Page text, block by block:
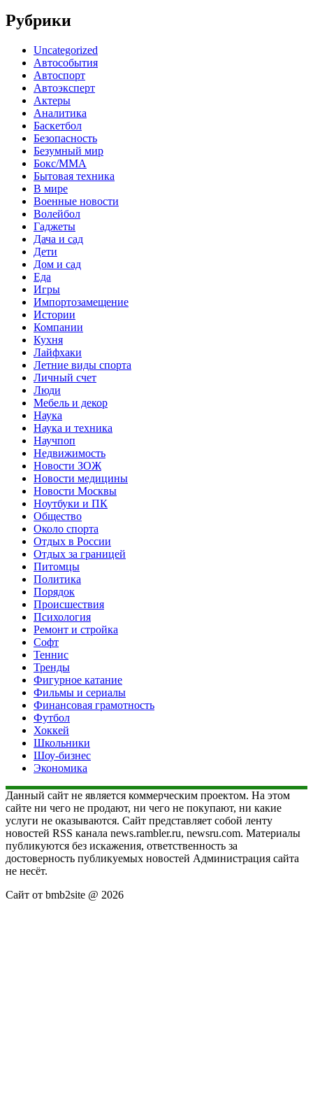
Рубрики
Uncategorized
Автособытия
Автоспорт
Автоэксперт
Актеры
Аналитика
Баскетбол
Безопасность
Безумный мир
Бокс/MMA
Бытовая техника
В мире
Военные новости
Волейбол
Гаджеты
Дача и сад
Дети
Дом и сад
Еда
Игры
Импортозамещение
Истории
Компании
Кухня
Лайфхаки
Летние виды спорта
Личный счет
Люди
Мебель и декор
Наука
Наука и техника
Научпоп
Недвижимость
Новости ЗОЖ
Новости медицины
Новости Москвы
Ноутбуки и ПК
Общество
Около спорта
Отдых в России
Отдых за границей
Питомцы
Политика
Порядок
Происшествия
Психология
Ремонт и стройка
Софт
Теннис
Тренды
Фигурное катание
Фильмы и сериалы
Финансовая грамотность
Футбол
Хоккей
Школьники
Шоу-бизнес
Экономика
Данный сайт не является коммерческим проектом. На этом
сайте ни чего не продают, ни чего не покупают, ни какие
услуги не оказываются. Сайт представляет собой ленту
новостей RSS канала news.rambler.ru, newsru.com. Материалы
публикуются без искажения, ответственность за
достоверность публикуемых новостей Администрация сайта
не несёт.
Сайт от bmb2site @ 2026